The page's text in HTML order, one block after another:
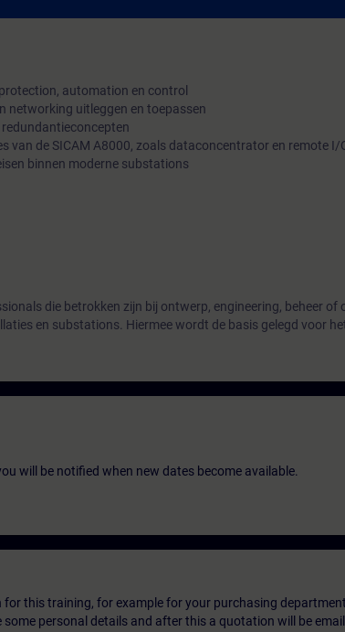
automation en control
networking uitleggen en toepassen
redundantieconcepten
van de SICAM A8000, zoals dataconcentrator en remote I/
binnen moderne substations
die betrokken zijn bij ontwerp, engineering, beheer of
en substations. Hiermee wordt de basis gelegd voor
will be notified when new dates become available.
this training, for example for your purchasing
personal details and after this a quotation will be